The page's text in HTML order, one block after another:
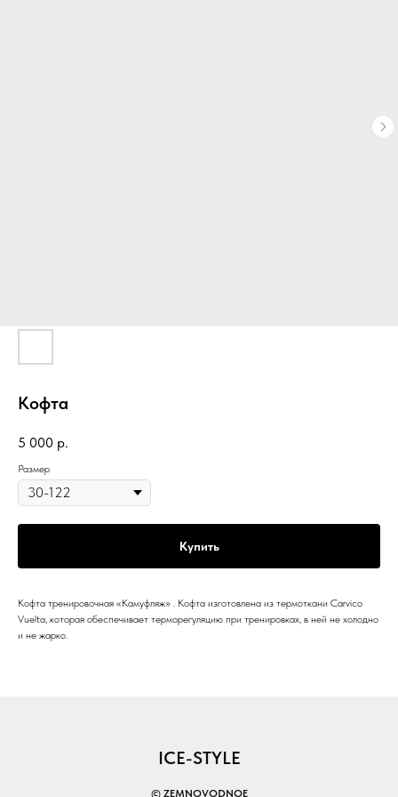
Кофта
5 000 р.
Размер
Купить
Кофта тренировочная «Камуфляж» . Кофта изготовлена из термоткани Carvico
Vuelta, которая обеспечивает терморегуляцию при тренировках, в ней не холодно
и не жарко.
ICE-STYLE
© ZEMNOVODNOE